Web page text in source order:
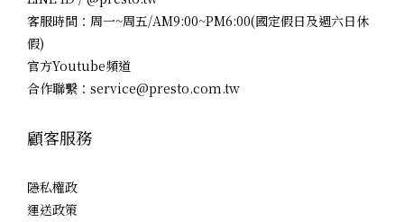
客服時間：周一~周五/AM9:00~PM6:00(國定假日及週六日休
假)
官方Youtube頻道
合作聯繫：service@presto.com.tw
顧客服務
隱私權政
運送政策